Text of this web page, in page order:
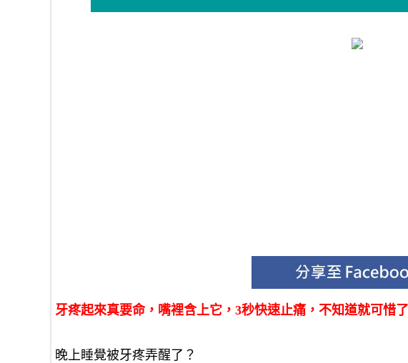
牙疼起來真要命，嘴裡含上它，3秒快速止痛，不知道就可惜了
晚上睡覺被牙疼弄醒了？